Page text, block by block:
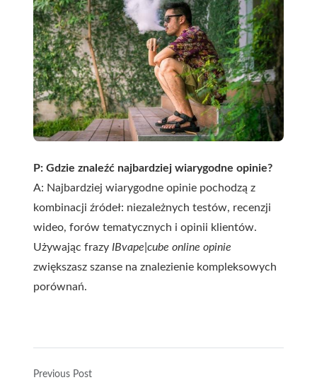
P: Gdzie znaleźć najbardziej wiarygodne opinie?
A: Najbardziej wiarygodne opinie pochodzą z
kombinacji źródeł: niezależnych testów, recenzji
wideo, forów tematycznych i opinii klientów.
Używając frazy IBvape|cube online opinie
zwiększasz szanse na znalezienie kompleksowych
porównań.
Previous Post